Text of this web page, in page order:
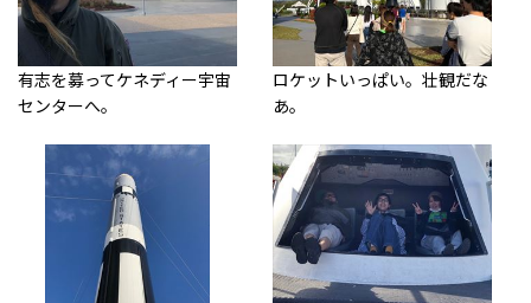
有志を募ってケネディー宇宙
センターへ。
ロケットいっぱい。壮観だな
あ。